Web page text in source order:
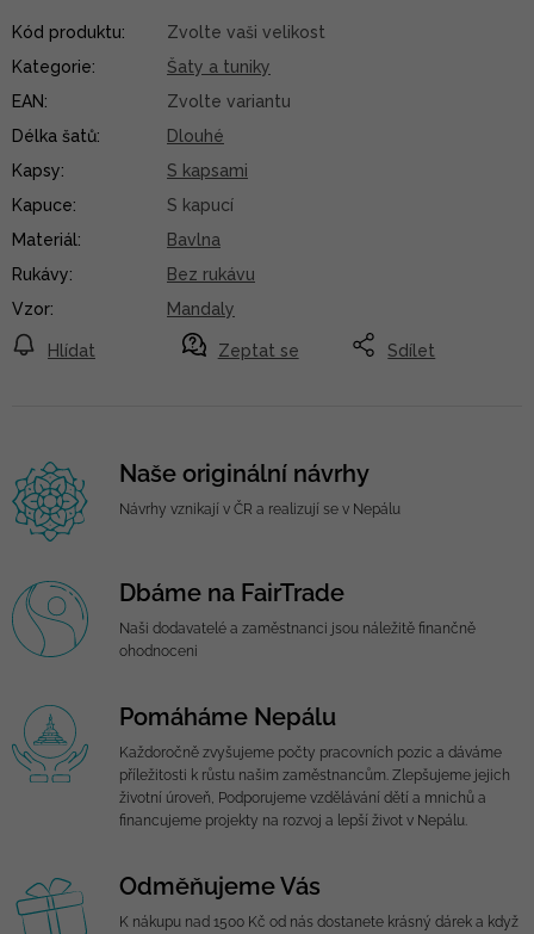
Zeptat se
Hlídat Sdílet
Kód produktu:
Zvolte vaši velikost
Kategorie:
Šaty a tuniky
EAN:
Zvolte variantu
Délka šatů:
Dlouhé
Kapsy:
S kapsami
Kapuce:
S kapucí
Materiál:
Bavlna
Rukávy:
Bez rukávu
Vzor: Mandaly
Naše originální návrhy
Návrhy vznikají v ČR a realizují se v Nepálu
Dbáme na FairTrade
Naši dodavatelé a zaměstnanci jsou náležitě finančně
ohodnoceni
Pomáháme Nepálu
Každoročně zvyšujeme počty pracovních pozic a dáváme
příležitosti k růstu našim zaměstnancům. Zlepšujeme jejich
životní úroveň, Podporujeme vzdělávání dětí a mnichů a
financujeme projekty na rozvoj a lepší život v Nepálu.
Odměňujeme Vás
K nákupu nad 1500 Kč od nás dostanete krásný dárek a když